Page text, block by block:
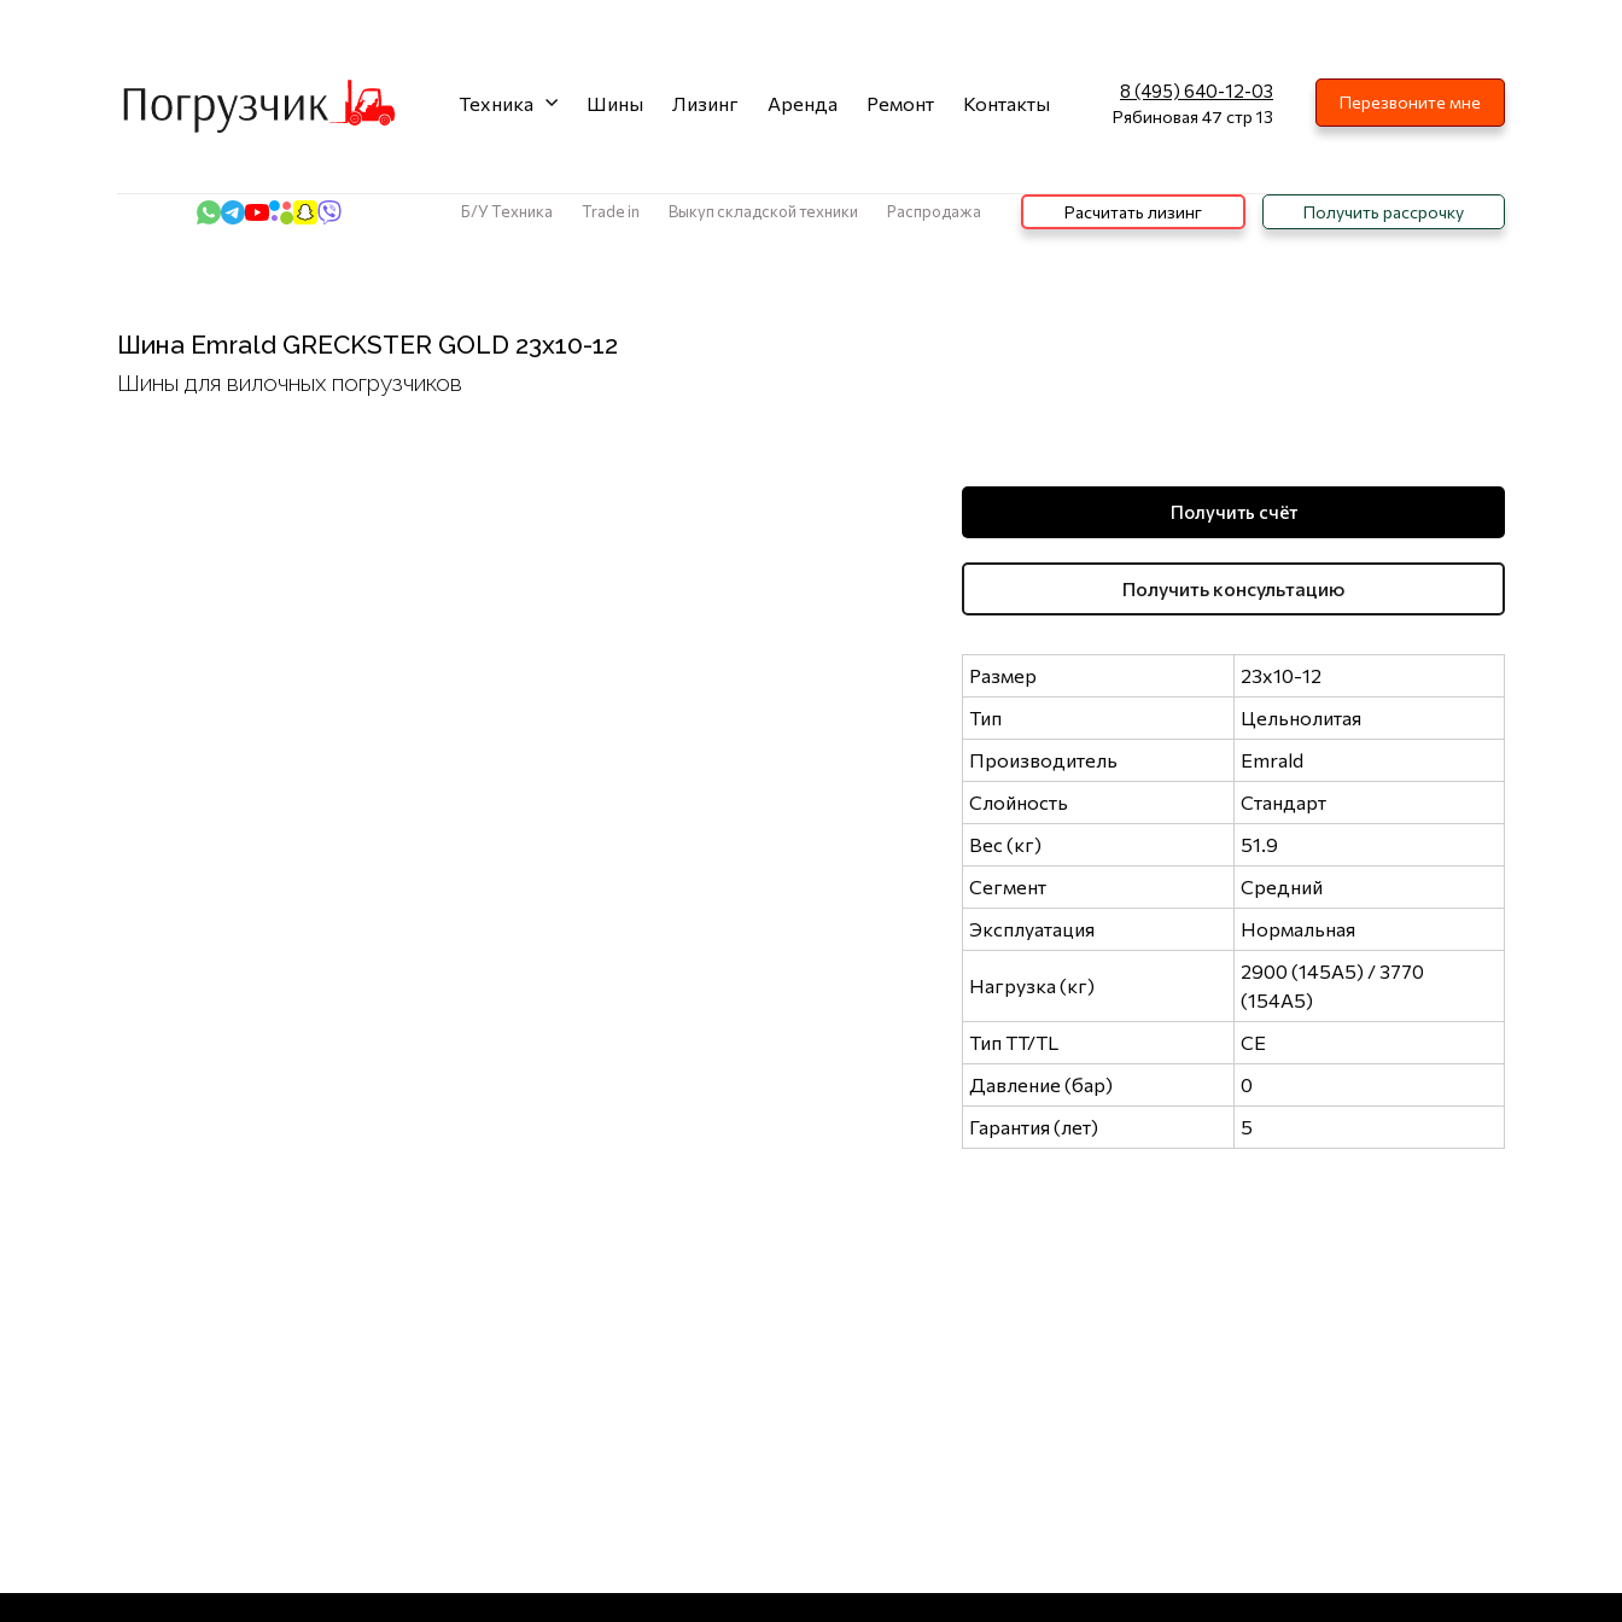
Техника Шины Лизинг Аренда Ремонт Контакты
8 (495) 640-12-03
Рябиновая 47 стр 13
Перезвоните мне
Б/У Техника Trade in Выкуп складской техники Распродажа Расчитать лизинг Получить рассрочку
Шина Emrald GRECKSTER GOLD 23x10-12
Шины для вилочных погрузчиков
Получить счёт
Получить консультацию
Размер
23x10-12
Тип
Цельнолитая
Производитель
Emrald
Слойность
Стандарт
Вес (кг)
51.9
Сегмент
Средний
Эксплуатация
Нормальная
Нагрузка (кг)
2900 (145A5) / 3770
(154A5)
Тип TT/TL
CE
Давление (бар)
0
Гарантия (лет)
5